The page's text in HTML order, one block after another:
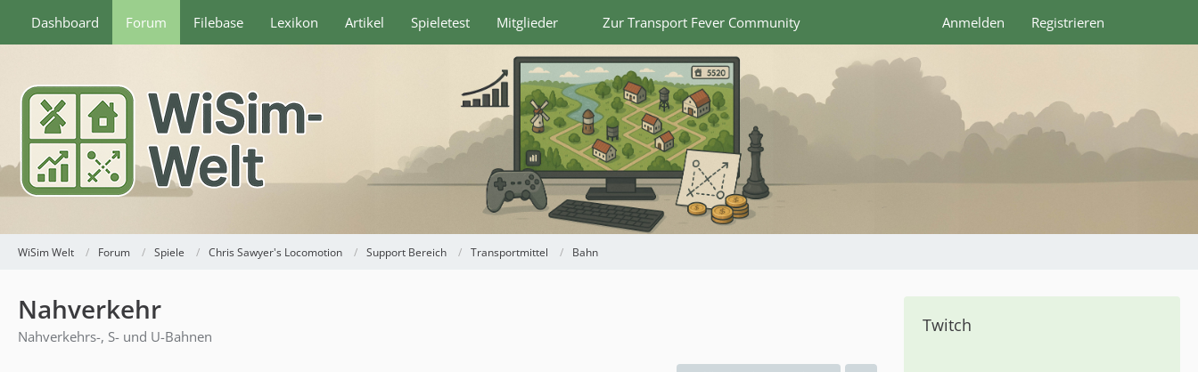
Dashboard Forum Filebase Lexikon Artikel Spieletest Mitglieder Zur Transport Fever Community Anmelden Registrieren
WiSim Welt Forum Spiele Chris Sawyer's Locomotion Support Bereich Transportmittel Bahn
Nahverkehr
Nahverkehrs-, S- und U-Bahnen
Twitch